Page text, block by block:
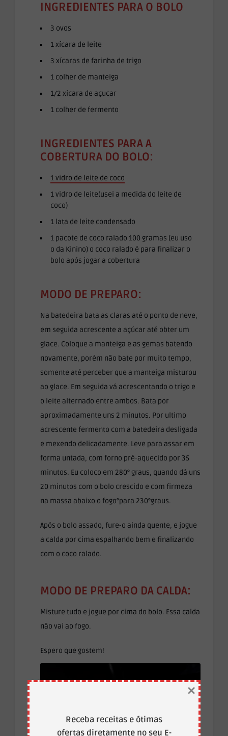
INGREDIENTES PARA O BOLO
3 ovos
1 xícara de leite
3 xícaras de farinha de trigo
1 colher de manteiga
1/2 xícara de açucar
1 colher de fermento
INGREDIENTES PARA A
COBERTURA DO BOLO:
1 vidro de leite de coco
1 vidro de leite(usei a medida do leite de
coco)
1 lata de leite condensado
1 pacote de coco ralado 100 gramas (eu uso
o da Kinino) o coco ralado é para finalizar o
bolo após jogar a cobertura
MODO DE PREPARO:
Na batedeira bata as claras até o ponto de neve,
em seguida acrescente a açúcar até obter um
glace. Coloque a manteiga e as gemas batendo
novamente, porém não bate por muito tempo,
somente até perceber que a manteiga misturou
ao glace. Em seguida vá acrescentando o trigo e
o leite alternado entre ambos. Bata por
aproximadamente uns 2 minutos. Por ultimo
acrescente fermento com a batedeira desligada
e mexendo delicadamente. Leve para assar em
forma untada, com forno pré-aquecido por 35
minutos. Eu coloco em 280° graus, quando dá uns
20 minutos com o bolo crescido e com firmeza
na massa abaixo o fogo°para 230°graus.
Após o bolo assado, fure-o ainda quente, e jogue
a calda por cima espalhando bem e finalizando
com o coco ralado.
MODO DE PREPARO DA CALDA:
Misture tudo e jogue por cima do bolo. Essa calda
não vai ao fogo.
Espero que gostem!
Receba receitas e ótimas
ofertas diretamente no seu E-
×